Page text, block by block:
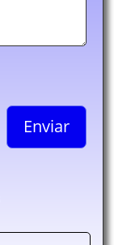
Enviar